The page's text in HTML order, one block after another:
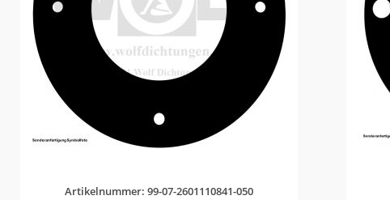
Artikelnummer: 99-07-2601110841-050